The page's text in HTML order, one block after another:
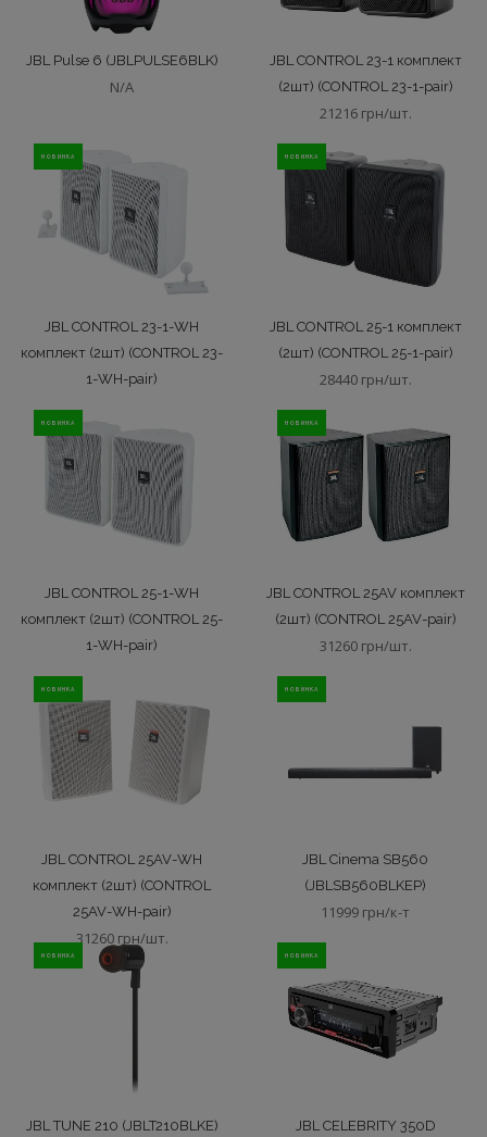
JBL Pulse 6 (JBLPULSE6BLK)
N/A
JBL CONTROL 23-1 комплект
(2шт) (CONTROL 23-1-pair)
21216 грн/шт.
НОВИНКА
JBL CONTROL 23-1-WH
комплект (2шт) (CONTROL 23-
1-WH-pair)
21216 грн/шт.
НОВИНКА
JBL CONTROL 25-1 комплект
(2шт) (CONTROL 25-1-pair)
28440 грн/шт.
НОВИНКА
JBL CONTROL 25-1-WH
комплект (2шт) (CONTROL 25-
1-WH-pair)
28440 грн/шт.
НОВИНКА
JBL CONTROL 25AV комплект
(2шт) (CONTROL 25AV-pair)
31260 грн/шт.
НОВИНКА
JBL CONTROL 25AV-WH
комплект (2шт) (CONTROL
25AV-WH-pair)
31260 грн/шт.
НОВИНКА
JBL Cinema SB560
(JBLSB560BLKEP)
11999 грн/к-т
НОВИНКА
JBL TUNE 210 (JBLT210BLKE)
НОВИНКА
JBL CELEBRITY 350D